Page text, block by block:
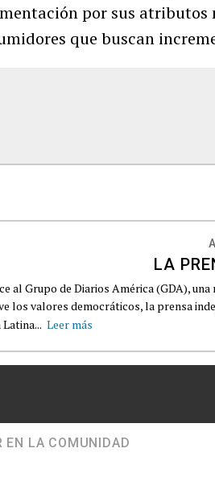
por sus
que buscan
LA
al Grupo de Diarios América (GDA),
los valores democráticos, la prensa
Leer más
EN LA COMUNIDAD